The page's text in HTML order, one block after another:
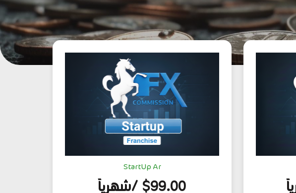
StartUp Ar
$99.00 /شهرياً